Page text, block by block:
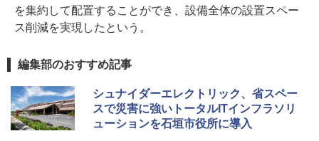
を集約して配置することができ、設備全体の設置スペー
ス削減を実現したという。
編集部のおすすめ記事
シュナイダーエレクトリック、省スペー
スで災害に強いトータルITインフラソリ
ューションを石垣市役所に導入